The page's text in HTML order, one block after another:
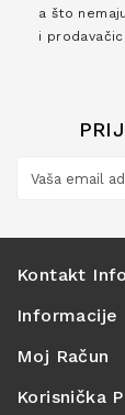
a što
i
Kontakt Info
Informacije
Moj Račun
Korisnička